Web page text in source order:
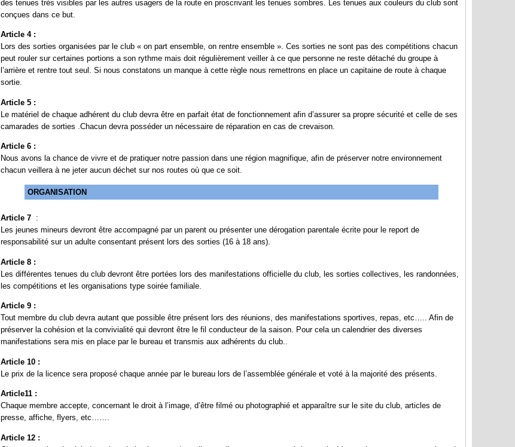
des tenues très visibles par les autres usagers de la route en proscrivant les tenues sombres. Les tenues aux couleurs du club sont
conçues dans ce but.
Article 4 :
Lors des sorties organisées par le club « on part ensemble, on rentre ensemble ». Ces sorties ne sont pas des compétitions chacun
peut rouler sur certaines portions a son rythme mais doit régulièrement veiller à ce que personne ne reste détaché du groupe à
l’arrière et rentre tout seul. Si nous constatons un manque à cette règle nous remettrons en place un capitaine de route à chaque
sortie.
Article 5 :
Le matériel de chaque adhérent du club devra être en parfait état de fonctionnement afin d’assurer sa propre sécurité et celle de ses
camarades de sorties .Chacun devra posséder un nécessaire de réparation en cas de crevaison.
Article 6 :
Nous avons la chance de vivre et de pratiquer notre passion dans une région magnifique, afin de préserver notre environnement
chacun veillera à ne jeter aucun déchet sur nos routes où que ce soit.
ORGANISATION
Article 7 :
Les jeunes mineurs devront être accompagné par un parent ou présenter une dérogation parentale écrite pour le report de
responsabilité sur un adulte consentant présent lors des sorties (16 à 18 ans).
Article 8 :
Les différentes tenues du club devront être portées lors des manifestations officielle du club, les sorties collectives, les randonnées,
les compétitions et les organisations type soirée familiale.
Article 9 :
Tout membre du club devra autant que possible être présent lors des réunions, des manifestations sportives, repas, etc….. Afin de
préserver la cohésion et la convivialité qui devront être le fil conducteur de la saison. Pour cela un calendrier des diverses
manifestations sera mis en place par le bureau et transmis aux adhérents du club..
Article 10 :
Le prix de la licence sera proposé chaque année par le bureau lors de l’assemblée générale et voté à la majorité des présents.
Article11 :
Chaque membre accepte, concernant le droit à l’image, d’être filmé ou photographié et apparaître sur le site du club, articles de
presse, affiche, flyers, etc…….
Article 12 :